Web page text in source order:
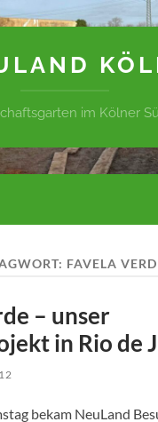
im Kölner
FAVELA
– unser
in Rio de
bekam NeuLand